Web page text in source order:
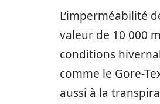
L’imperméabilité
valeur de 10 000
conditions
comme le Gore-
aussi à la